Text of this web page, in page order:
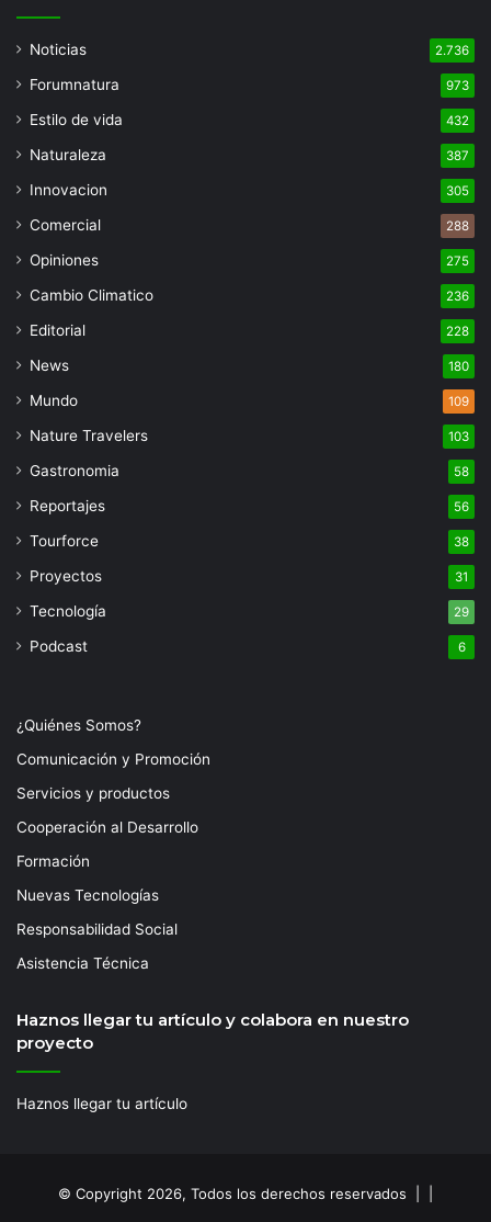
Noticias 2.736
Forumnatura 973
Estilo de vida 432
Naturaleza 387
Innovacion 305
Comercial 288
Opiniones 275
Cambio Climatico 236
Editorial 228
News 180
Mundo 109
Nature Travelers 103
Gastronomia 58
Reportajes 56
Tourforce 38
Proyectos 31
Tecnología 29
Podcast 6
¿Quiénes Somos?
Comunicación y Promoción
Servicios y productos
Cooperación al Desarrollo
Formación
Nuevas Tecnologías
Responsabilidad Social
Asistencia Técnica
Haznos llegar tu artículo y colabora en nuestro
proyecto
Haznos llegar tu artículo
© Copyright 2026, Todos los derechos reservados | |